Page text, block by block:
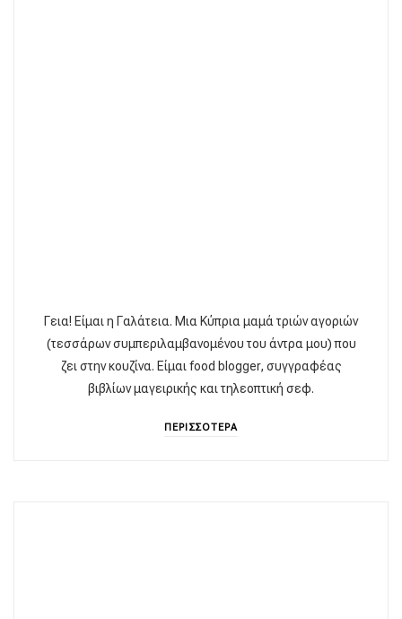
Γεια! Είμαι η Γαλάτεια. Μια Κύπρια μαμά τριών αγοριών
(τεσσάρων συμπεριλαμβανομένου του άντρα μου) που
ζει στην κουζίνα. Είμαι food blogger, συγγραφέας
βιβλίων μαγειρικής και τηλεοπτική σεφ.
ΠΕΡΙΣΣΟΤΕΡΑ